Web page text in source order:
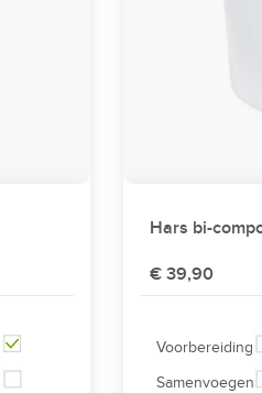
Hars bi-
€ 39,90
Voorbereiding
Samenvoegen